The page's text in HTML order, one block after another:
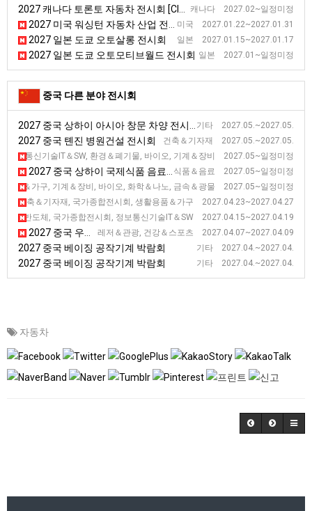
캐나다 2027.02~일정미정
2027 캐나다 토론토 자동차 전시회 [CIAS]
미국 2027.01.22~2027.01.31
2027 미국 워싱턴 자동차 산업 전시회 [Washington Auto Show]
일본 2027.01.15~2027.01.17
2027 일본 도쿄 오토살롱 전시회
일본 2027.01~일정미정
2027 일본 도쿄 오토모티브월드 전시회
중국 다른 분야 전시회
기타 2027.05.~2027.05.
2027 중국 상하이 아시아 창문 차양 전시회
건축＆기자재 2027.05.~2027.05.
2027 중국 톈진 병원건설 전시회
정보통신기술IT＆SW, 환경＆폐기물, 바이오, 기계＆장비 2027.05~일정미정
2027 중국 베이징 과학기술산업 전시회 [CHITEX]
식품＆음료 2027.05~일정미정
2027 중국 상하이 국제식품 음료 전시회
용품＆가구, 기계＆장비, 바이오, 화학＆나노, 금속＆광물 2027.05~일정미정
2027 중국 청두 서부 국제 전시회 [WCIF]
건축＆기자재, 국가종합전시회, 생활용품＆가구 2027.04.23~2027.04.27
2027 중국 광저우 춘계 수출입 상품 교역 전시회 (2기)
자＆반도체, 국가종합전시회, 정보통신기술IT＆SW 2027.04.15~2027.04.19
2027 중국 광저우 춘계 수출입 상품 교역 전시회 (1기)
레저＆관광, 건강＆스포츠 2027.04.07~2027.04.09
2027 중국 우한 국제 헬스 전시회 [WHE]
기타 2027.04.~2027.04.
2027 중국 베이징 공작기계 박람회
기타 2027.04.~2027.04.
2027 중국 베이징 공작기계 박람회
자동차